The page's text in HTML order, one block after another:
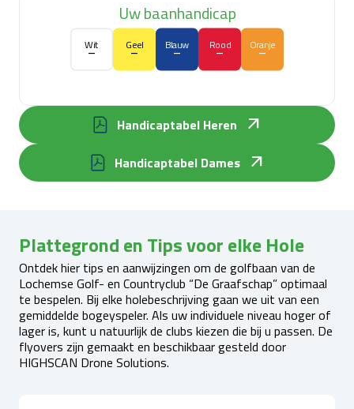
Uw baanhandicap
Wit
– Geel
– Blauw
– Rood
– Oranje
–
Handicaptabel Heren
Handicaptabel Dames
Plattegrond en Tips voor elke Hole
Ontdek hier tips en aanwijzingen om de golfbaan van de
Lochemse Golf- en Countryclub “De Graafschap” optimaal
te bespelen. Bij elke holebeschrijving gaan we uit van een
gemiddelde bogeyspeler. Als uw individuele niveau hoger of
lager is, kunt u natuurlijk de clubs kiezen die bij u passen. De
flyovers zijn gemaakt en beschikbaar gesteld door
HIGHSCAN Drone Solutions.
Bekijk Flyover